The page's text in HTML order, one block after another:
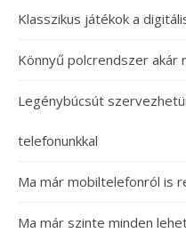
Klasszikus játékok a
Könnyű polcrendszer akár
Legénybúcsút
telefonunkkal
Ma már mobiltelefonról is
Ma már szinte minden